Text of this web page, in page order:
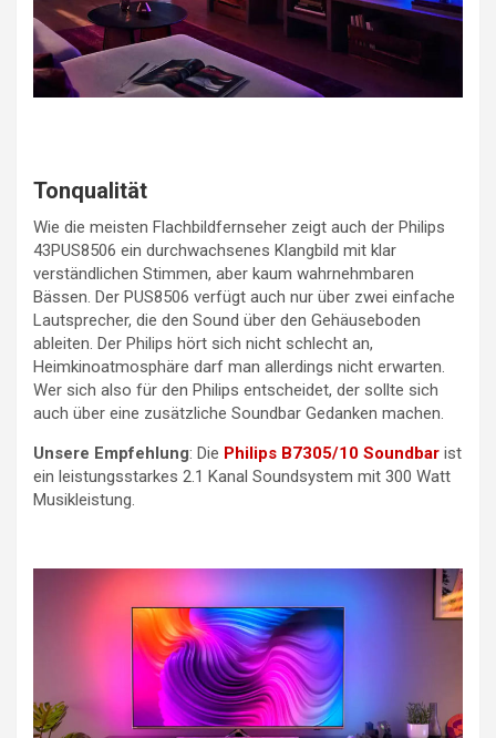
Tonqualität
Wie die meisten Flachbildfernseher zeigt auch der Philips
43PUS8506 ein durchwachsenes Klangbild mit klar
verständlichen Stimmen, aber kaum wahrnehmbaren
Bässen. Der PUS8506 verfügt auch nur über zwei einfache
Lautsprecher, die den Sound über den Gehäuseboden
ableiten. Der Philips hört sich nicht schlecht an,
Heimkinoatmosphäre darf man allerdings nicht erwarten.
Wer sich also für den Philips entscheidet, der sollte sich
auch über eine zusätzliche Soundbar Gedanken machen.
Unsere Empfehlung: Die Philips B7305/10 Soundbar ist
ein leistungsstarkes 2.1 Kanal Soundsystem mit 300 Watt
Musikleistung.